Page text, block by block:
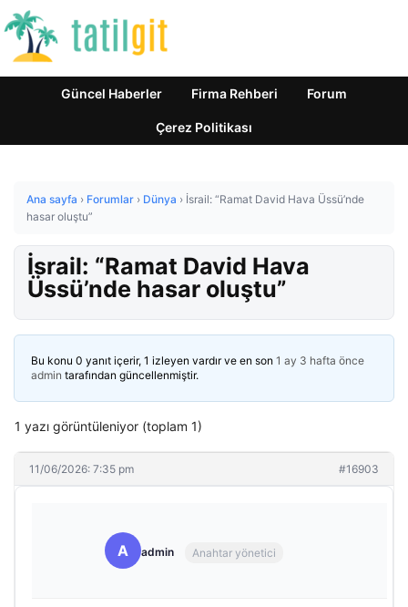
Güncel Haberler Firma Rehberi Forum
Çerez Politikası
Ana sayfa › Forumlar › Dünya › İsrail: “Ramat David Hava Üssü’nde
hasar oluştu”
İsrail: “Ramat David Hava
Üssü’nde hasar oluştu”
Bu konu 0 yanıt içerir, 1 izleyen vardır ve en son 1 ay 3 hafta önce
admin tarafından güncellenmiştir.
1 yazı görüntüleniyor (toplam 1)
11/06/2026: 7:35 pm #16903
A admin Anahtar yönetici